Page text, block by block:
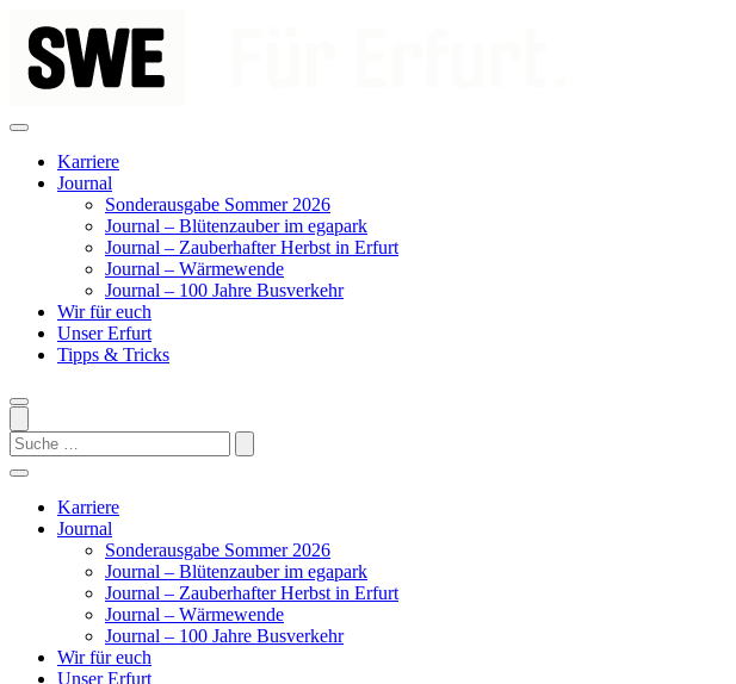
Inhalt
springen
Karriere
Journal
Sonderausgabe Sommer 2026
Journal – Blütenzauber im egapark
Journal – Zauberhafter Herbst in Erfurt
Journal – Wärmewende
Journal – 100 Jahre Busverkehr
Wir für euch
Unser Erfurt
Tipps & Tricks
Search
Karriere
Journal
Sonderausgabe Sommer 2026
Journal – Blütenzauber im egapark
Journal – Zauberhafter Herbst in Erfurt
Journal – Wärmewende
Journal – 100 Jahre Busverkehr
Wir für euch
Unser Erfurt